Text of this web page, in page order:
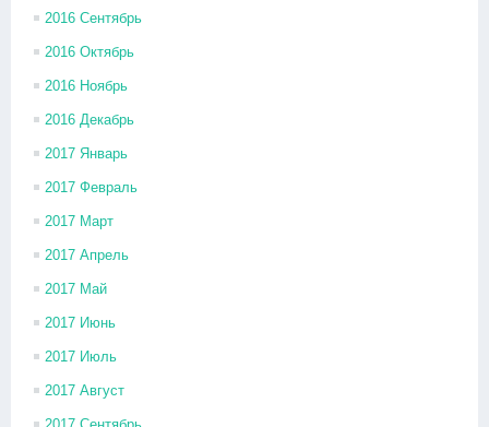
2016 Сентябрь
2016 Октябрь
2016 Ноябрь
2016 Декабрь
2017 Январь
2017 Февраль
2017 Март
2017 Апрель
2017 Май
2017 Июнь
2017 Июль
2017 Август